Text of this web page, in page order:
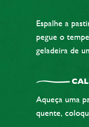
Espalhe a
pegue o
geladeira de
Aqueça uma
quente,